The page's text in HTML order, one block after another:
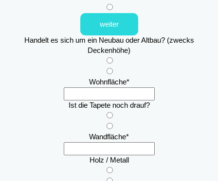
weiter
Handelt es sich um ein Neubau oder Altbau? (zwecks
Deckenhöhe)
Wohnfläche*
Ist die Tapete noch drauf?
Wandfläche*
Holz / Metall